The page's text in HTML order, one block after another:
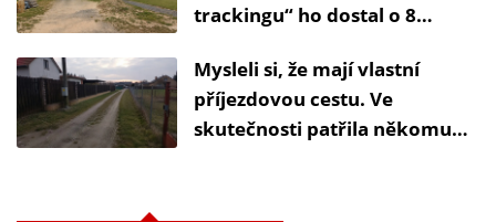
trackingu“ ho dostal o 8
Mysleli si, že mají vlastní
příjezdovou cestu. Ve
skutečnosti patřila někomu